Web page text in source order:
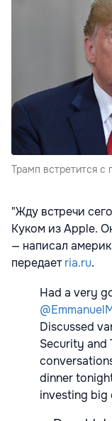
Трамп встретится с
"Жду встречи
Куком из Apple.
— написал
передаетria.ru.
Had a very
Discussed
Security and
dinner
investing big